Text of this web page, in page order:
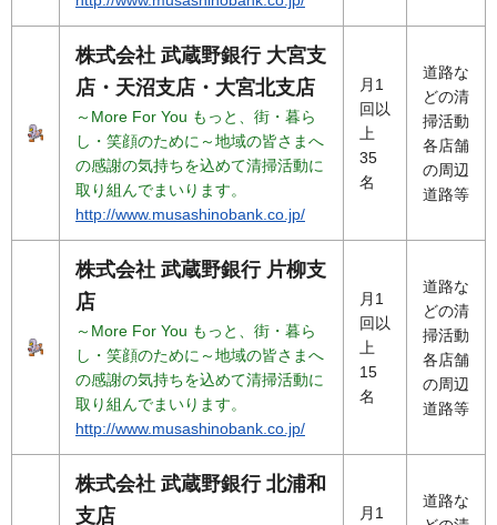
株式会社 武蔵野銀行 大宮支
店・天沼支店・大宮北支店
～More For You もっと、街・暮ら
し・笑顔のために～地域の皆さまへ
の感謝の気持ちを込めて清掃活動に
取り組んでまいります。
http://www.musashinobank.co.jp/
月1
回以
上
35
名
道路な
どの清
掃活動
各店舗
の周辺
道路等
株式会社 武蔵野銀行 片柳支
店
～More For You もっと、街・暮ら
し・笑顔のために～地域の皆さまへ
の感謝の気持ちを込めて清掃活動に
取り組んでまいります。
http://www.musashinobank.co.jp/
月1
回以
上
15
名
道路な
どの清
掃活動
各店舗
の周辺
道路等
株式会社 武蔵野銀行 北浦和
支店
月1
道路な